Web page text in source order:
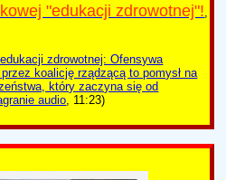
"edukacji zdrowotnej"!
zdrowotnej: Ofensywa
koalicję rządzącą to pomysł na
który zaczyna się od
audio , 11:23)